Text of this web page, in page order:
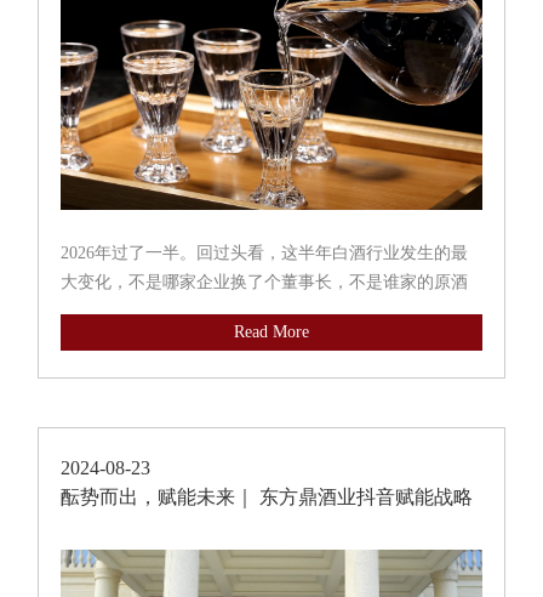
2026年过了一半。回过头看，这半年白酒行业发生的最
大变化，不是哪家企业换了个董事长，不是谁家的原酒
被拍卖了，不是哪些规模以上酒厂不干了，而是一套接
一套的监管新规，在生产端、流通端、产品端、检测端
Read More
2024-08-23
酝势而出，赋能未来｜ 东方鼎酒业抖音赋能战略